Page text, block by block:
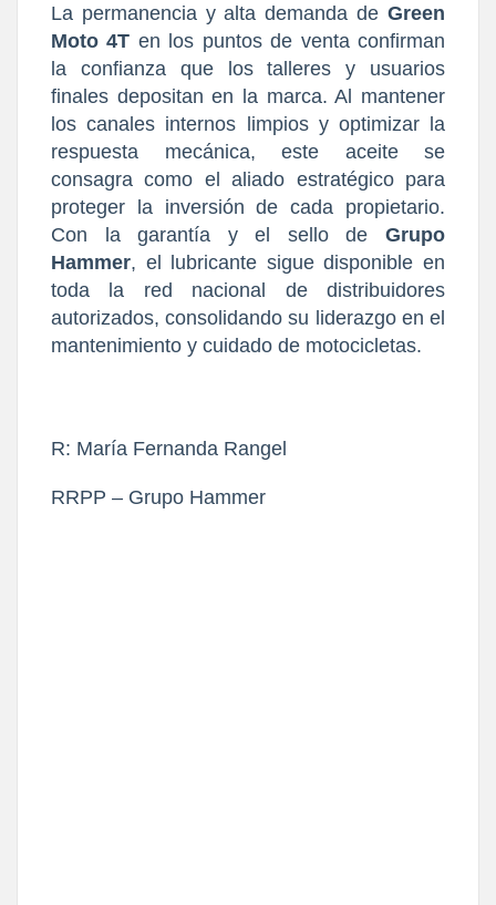
La permanencia y alta demanda de Green
Moto 4T en los puntos de venta confirman
la confianza que los talleres y usuarios
finales depositan en la marca. Al mantener
los canales internos limpios y optimizar la
respuesta mecánica, este aceite se
consagra como el aliado estratégico para
proteger la inversión de cada propietario.
Con la garantía y el sello de Grupo
Hammer, el lubricante sigue disponible en
toda la red nacional de distribuidores
autorizados, consolidando su liderazgo en el
mantenimiento y cuidado de motocicletas.
R: María Fernanda Rangel
RRPP – Grupo Hammer